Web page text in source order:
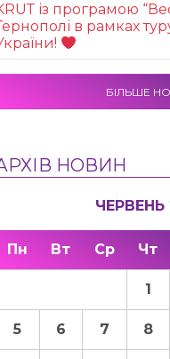
із програмою
в рамках
БІЛЬШЕ
НОВИН
ЧЕРВЕНЬ
Пн Вт Ср Чт
1
5 6 7 8